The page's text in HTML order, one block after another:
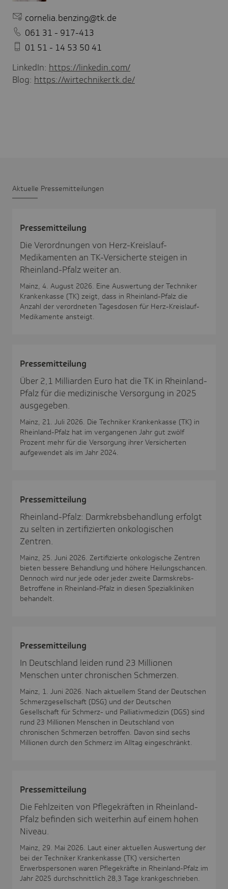
cornelia.benzing@tk.de
061 31 - 917-413
01 51 - 14 53 50 41
LinkedIn: https://linkedin.com/
Blog: https://wirtechniker.tk.de/
Aktu­elle Pres­se­mit­tei­lungen
Pres­se­mit­tei­lung
Die Verordnungen von Herz-Kreislauf-
Medikamenten an TK-Versicherte steigen in
Rheinland-Pfalz weiter an.
Mainz, 4. August 2026. Eine Auswertung der Techniker
Krankenkasse (TK) zeigt, dass in Rheinland-Pfalz die
Anzahl der verordneten Tagesdosen für Herz-Kreislauf-
Medikamente ansteigt.
Pres­se­mit­tei­lung
Über 2,1 Milliarden Euro hat die TK in Rheinland-
Pfalz für die medizinische Versorgung in 2025
ausgegeben.
Mainz, 21. Juli 2026. Die Techniker Krankenkasse (TK) in
Rheinland-Pfalz hat im vergangenen Jahr gut zwölf
Prozent mehr für die Versorgung ihrer Versicherten
aufgewendet als im Jahr 2024.
Pres­se­mit­tei­lung
Rheinland-Pfalz: Darmkrebsbehandlung erfolgt
zu selten in zertifizierten onkologischen
Zentren.
Mainz, 25. Juni 2026. Zertifizierte onkologische Zentren
bieten bessere Behandlung und höhere Heilungschancen.
Dennoch wird nur jede oder jeder zweite Darmskrebs-
Betroffene in Rheinland-Pfalz in diesen Spezialkliniken
behandelt.
Pres­se­mit­tei­lung
In Deutschland leiden rund 23 Millionen
Menschen unter chronischen Schmerzen.
Mainz, 1. Juni 2026. Nach aktuellem Stand der Deutschen
Schmerzgesellschaft (DSG) und der Deutschen
Gesellschaft für Schmerz- und Palliativmedizin (DGS) sind
rund 23 Millionen Menschen in Deutschland von
chronischen Schmerzen betroffen. Davon sind sechs
Millionen durch den Schmerz im Alltag eingeschränkt.
Pres­se­mit­tei­lung
Die Fehlzeiten von Pflegekräften in Rheinland-
Pfalz befinden sich weiterhin auf einem hohen
Niveau.
Mainz, 29. Mai 2026. Laut einer aktuellen Auswertung der
bei der Techniker Krankenkasse (TK) versicherten
Erwerbspersonen waren Pflegekräfte in Rheinland-Pfalz im
Jahr 2025 durchschnittlich 28,3 Tage krankgeschrieben.